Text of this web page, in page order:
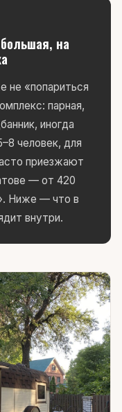
на
не «попариться
парная,
иногда
человек, для
приезжают
— от 420
Ниже — что в
внутри.